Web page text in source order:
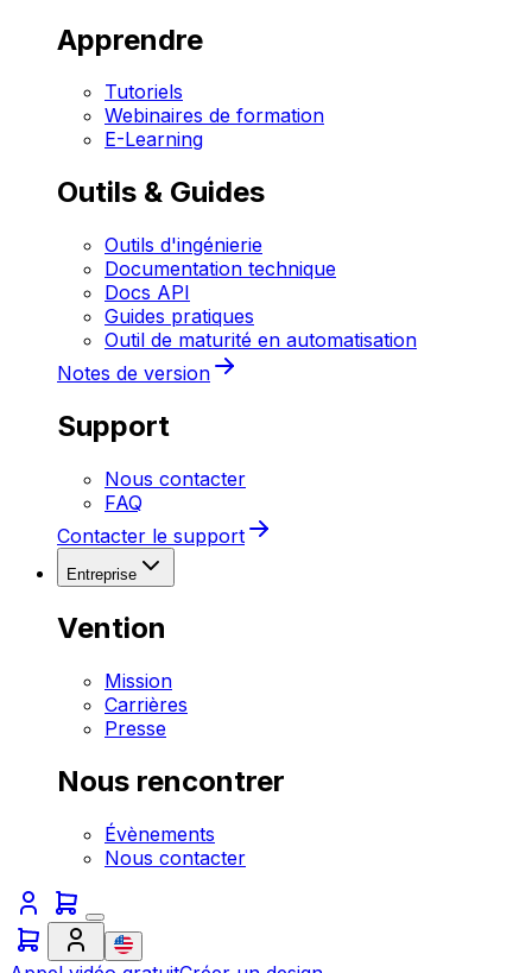
Apprendre
Tutoriels
Webinaires de formation
E-Learning
Outils & Guides
Outils d'ingénierie
Documentation technique
Docs API
Guides pratiques
Outil de maturité en automatisation
Notes de version
Support
Nous contacter
FAQ
Contacter le support
Entreprise
Vention
Mission
Carrières
Presse
Nous rencontrer
Évènements
Nous contacter